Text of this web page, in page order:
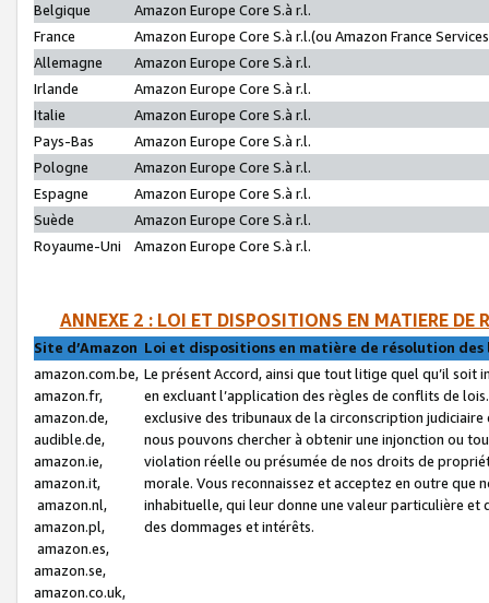
Belgique
Amazon Europe Core S.à r.l.
France
Amazon Europe Core S.à r.l.(ou Amazon France
Allemagne
Amazon Europe Core S.à r.l.
Irlande
Amazon Europe Core S.à r.l.
Italie
Amazon Europe Core S.à r.l.
Pays-Bas
Amazon Europe Core S.à r.l.
Pologne
Amazon Europe Core S.à r.l.
Espagne
Amazon Europe Core S.à r.l.
Suède
Amazon Europe Core S.à r.l.
Royaume-Uni
Amazon Europe Core S.à r.l.
ANNEXE 2 : LOI ET DISPOSITIONS EN MATIERE DE
Site d’Amazon Loi et dispositions en matière de résolution
amazon.com.be,
amazon.fr,
amazon.de,
audible.de,
amazon.ie,
amazon.it,
amazon.nl,
amazon.pl,
amazon.es,
amazon.se,
amazon.co.uk,
Le présent Accord, ainsi que tout litige quel qu’il soit
en excluant l’application des règles de conflits de
exclusive des tribunaux de la circonscription
nous pouvons chercher à obtenir une injonction ou
violation réelle ou présumée de nos droits de
morale. Vous reconnaissez et acceptez en outre que
inhabituelle, qui leur donne une valeur particulière
des dommages et intérêts.